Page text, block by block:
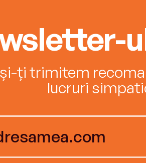
ți trimitem
lucruri